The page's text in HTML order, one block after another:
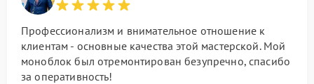
Профессионализм и внимательное отношение к
клиентам - основные качества этой мастерской. Мой
моноблок был отремонтирован безупречно, спасибо
за оперативность!